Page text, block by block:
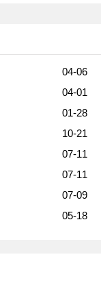
04-06
04-01
01-28
10-21
07-11
07-11
07-09
05-18